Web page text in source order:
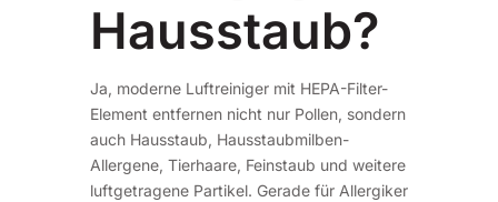
Hausstaub?
Ja, moderne Luftreiniger mit HEPA-Filter-
Element entfernen nicht nur Pollen, sondern
auch Hausstaub, Hausstaubmilben-
Allergene, Tierhaare, Feinstaub und weitere
luftgetragene Partikel. Gerade für Allergiker